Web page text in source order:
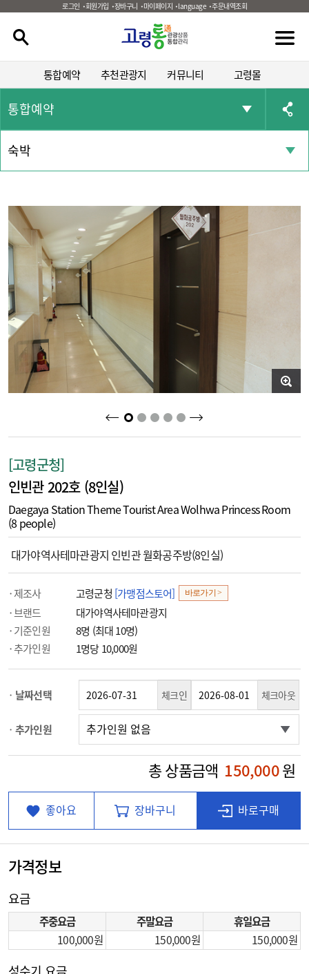
로그인 회원가입 장바구니 마이페이지 language 주문내역조회
통합예약 추천관광지 커뮤니티 고령몰
통합예약
숙박
2 3 4 5
[고령군청]
인빈관 202호 (8인실)
Daegaya Station Theme Tourist Area Wolhwa Princess Room
(8 people)
대가야역사테마관광지 인빈관 월화공주방(8인실)
제조사 고령군청 [가맹점스토어] 바로가기 >
브랜드
대가야역사테마관광지
기준인원
8명 (최대 10명)
추가인원
1명당 10,000원
날짜선택 체크인 체크아웃
추가인원
총 상품금액 150,000원
좋아요 장바구니 바로구매
가격정보
요금
주중요금 주말요금
휴일요금
100,000
150,000 150,000